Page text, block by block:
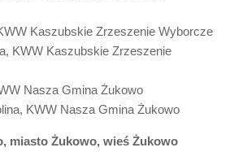
Kaszubskie Zrzeszenie Wyborcze
KWW Kaszubskie Zrzeszenie
Nasza Gmina Żukowo
KWW Nasza Gmina Żukowo
miasto Żukowo, wieś Żukowo